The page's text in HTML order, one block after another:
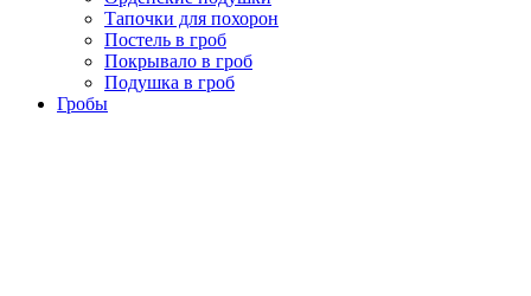
Тапочки для похорон
Постель в гроб
Покрывало в гроб
Подушка в гроб
Гробы